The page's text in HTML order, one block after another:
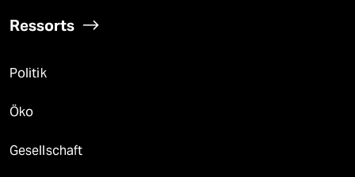
Ressorts
Politik
Öko
Gesellschaft